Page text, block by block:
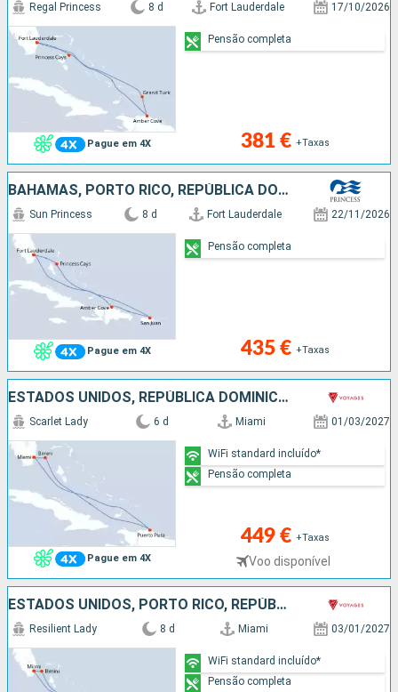
Pague em 4X
Regal Princess 8 d Fort Lauderdale 17/10/2026
381 € +Taxas
Pensão completa
BAHAMAS, PORTO RICO, REPÚBLICA DOMINICANA, ESTADOS UNIDOS
Pague em 4X
Sun Princess 8 d Fort Lauderdale 22/11/2026
435 € +Taxas
Pensão completa
ESTADOS UNIDOS, REPÚBLICA DOMINICANA, BAHAMAS
Pague em 4X
Scarlet Lady 6 d Miami 01/03/2027
449 € +Taxas
Voo disponível
WiFi standard incluído*
Pensão completa
ESTADOS UNIDOS, PORTO RICO, REPÚBLICA DOMINICANA, BAHAMAS
Resilient Lady 8 d Miami 03/01/2027
WiFi standard incluído*
Pensão completa